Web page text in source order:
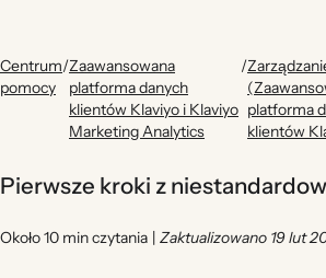
Centrum
pomocy
/Zaawansowana
platforma danych
klientów Klaviyo i Klaviyo
Marketing Analytics
/
platforma
klientów
Pierwsze kroki z
Około 10 min czytania | Zaktualizowano 19 lut